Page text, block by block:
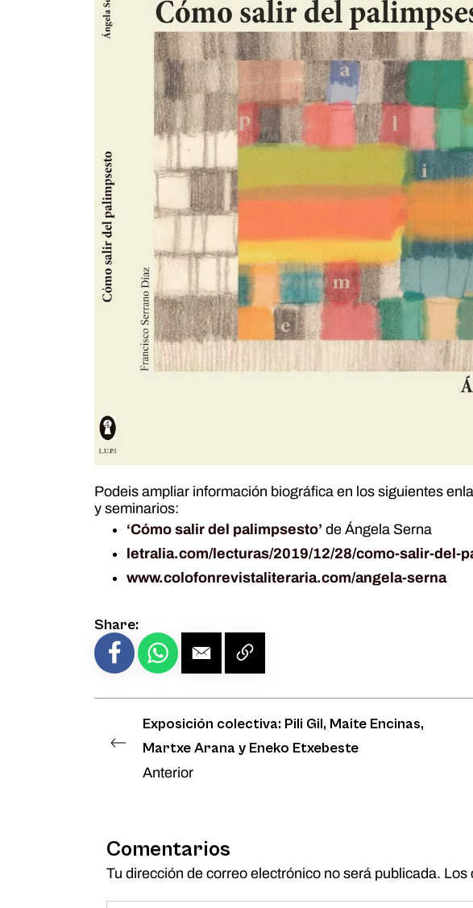
Podeis ampliar información biográfica en los siguientes
y seminarios:
‘Cómo salir del palimpsesto’ de Ángela Serna
letralia.com/lecturas/2019/12/28/como-salir-del-
www.colofonrevistaliteraria.com/angela-serna
Share:
Exposición colectiva: Pili Gil, Maite Encinas,
Martxe Arana y Eneko Etxebeste
Anterior
Comentarios
Tu dirección de correo electrónico no será publicada. Los